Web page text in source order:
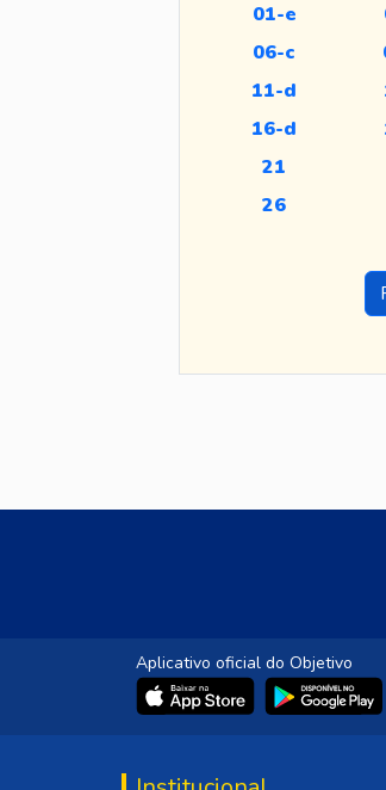
01-e
06-c
11-d
16-d
21
26
Aplicativo oficial do Objetivo